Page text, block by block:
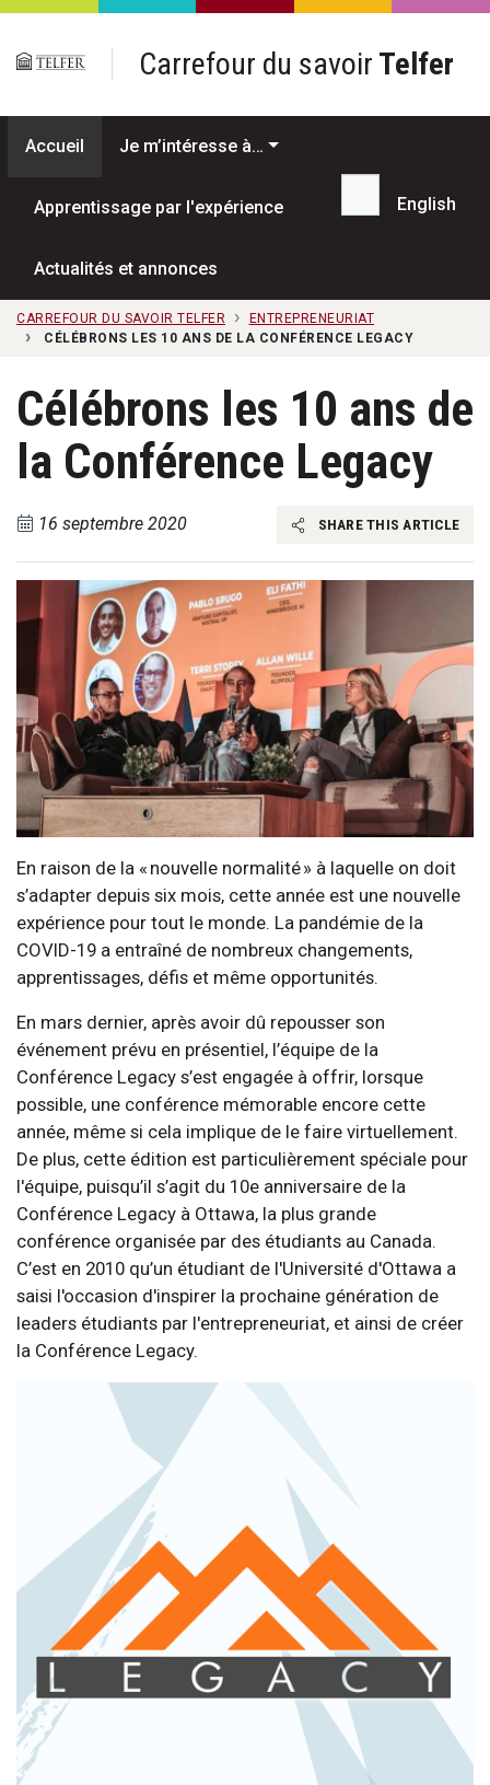
Passer au contenu principal
Carrefour du savoir Telfer
Accueil Je m’intéresse à…
Apprentissage par l'expérience
Actualités et annonces
Recherche...
English
CARREFOUR DU SAVOIR TELFER
ENTREPRENEURIAT
CÉLÉBRONS LES 10 ANS DE LA CONFÉRENCE LEGACY
Célébrons les 10 ans de
la Conférence Legacy
16 septembre 2020 SHARE THIS ARTICLE
En raison de la « nouvelle normalité » à laquelle on doit
s’adapter depuis six mois, cette année est une nouvelle
expérience pour tout le monde. La pandémie de la
COVID-19 a entraîné de nombreux changements,
apprentissages, défis et même opportunités.
En mars dernier, après avoir dû repousser son
événement prévu en présentiel, l’équipe de la
Conférence Legacy s’est engagée à offrir, lorsque
possible, une conférence mémorable encore cette
année, même si cela implique de le faire virtuellement.
De plus, cette édition est particulièrement spéciale pour
l'équipe, puisqu’il s’agit du 10e anniversaire de la
Conférence Legacy à Ottawa, la plus grande
conférence organisée par des étudiants au Canada.
C’est en 2010 qu’un étudiant de l'Université d'Ottawa a
saisi l'occasion d'inspirer la prochaine génération de
leaders étudiants par l'entrepreneuriat, et ainsi de créer
la Conférence Legacy.